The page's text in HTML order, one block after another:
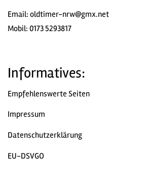
Email: oldtimer-nrw@gmx.net
Mobil: 0173 5293817
Informatives:
Empfehlenswerte Seiten
Impressum
Datenschutzerklärung
EU-DSVGO